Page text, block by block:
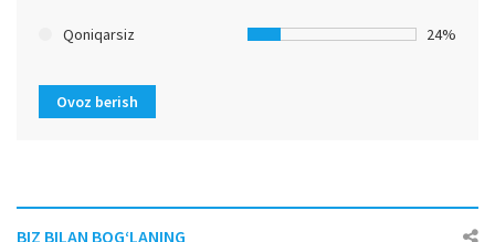
Qoniqarsiz 24%
Ovoz berish
BIZ BILAN BOG‘LANING